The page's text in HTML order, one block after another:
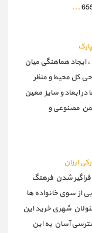
...
هماهنگی میان
كل محیط و منظر
ابعاد و سایز معین
مصنوعی و
ارزان
فراگیر شدن فرهنگ
از سوی خانواده ها
شهری خرید این
آسان به این